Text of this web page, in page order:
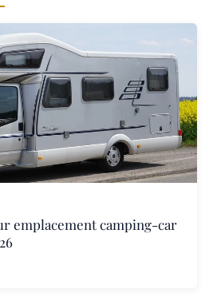
emplacement camping-car